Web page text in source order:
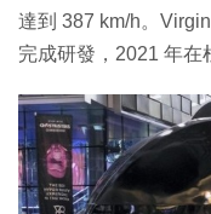
達到 387 km/h。
完成研發，2021 年在